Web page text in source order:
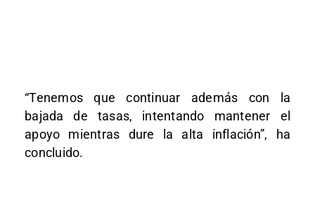
“Tenemos que continuar además con la
bajada de tasas, intentando mantener el
apoyo mientras dure la alta inflación”, ha
concluido.